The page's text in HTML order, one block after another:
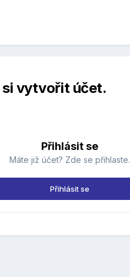
si vytvořit účet.
Přihlásit se
Máte již účet? Zde se přihlaste.
Přihlásit se